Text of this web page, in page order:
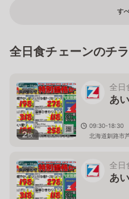
す
全日食チェーンのチ
2枚
全日
あ
09:30-18:30
北海道釧路市
全日
あ